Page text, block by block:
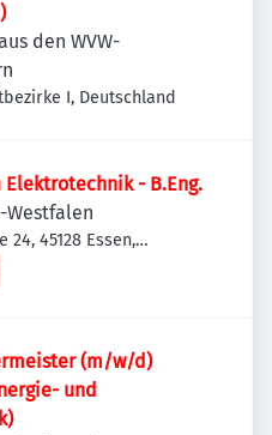
den WVW-
I, Deutschland
- B.Eng.
Westfalen
45128 Essen,
(m/w/d)
und